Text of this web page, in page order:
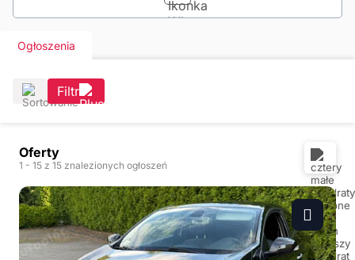
Ogłoszenia
Filtr
Oferty
1 - 15 z 15 znalezionych ogłoszeń